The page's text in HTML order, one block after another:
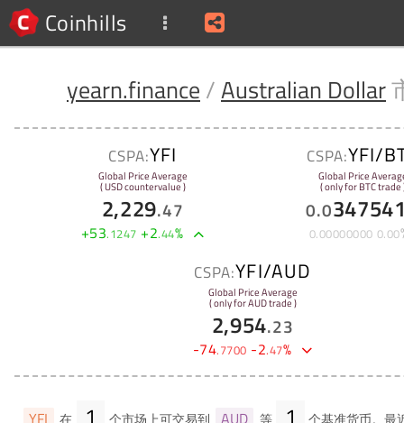
Coinhills
yearn.finance /Australian Dollar
CSPA:YFI
Global Price Average
( USD countervalue )
2,229.47
+53.1247 +2.44%
CSPA:YFI/
Global Price
( only for BTC trade
0.0
0.00000000 0.00
CSPA:YFI/AUD
Global Price Average
( only for AUD trade )
2,954.23
-74.7700 -2.47%
1 1